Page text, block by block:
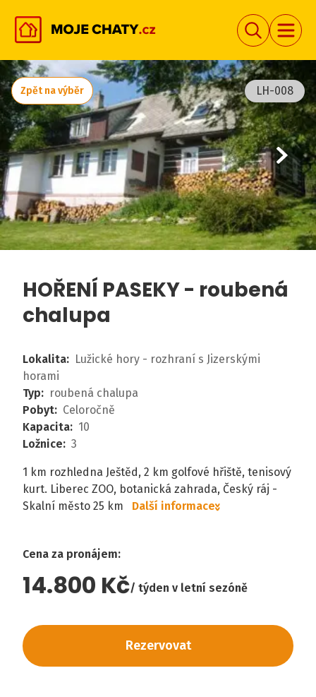
HOŘENÍ PASEKY - roubená
chalupa
Lokalita: Lužické hory - rozhraní s Jizerskými
horami
Typ: roubená chalupa
Pobyt: Celoročně
Kapacita: 10
Ložnice: 3
1 km rozhledna Ještěd, 2 km golfové hřiště, tenisový
kurt. Liberec ZOO, botanická zahrada, Český ráj -
Skalní město 25 km
Další informace
Cena za pronájem:
14.800 Kč týden v letní sezóně
Zpět na výběr LH-008
Rezervovat